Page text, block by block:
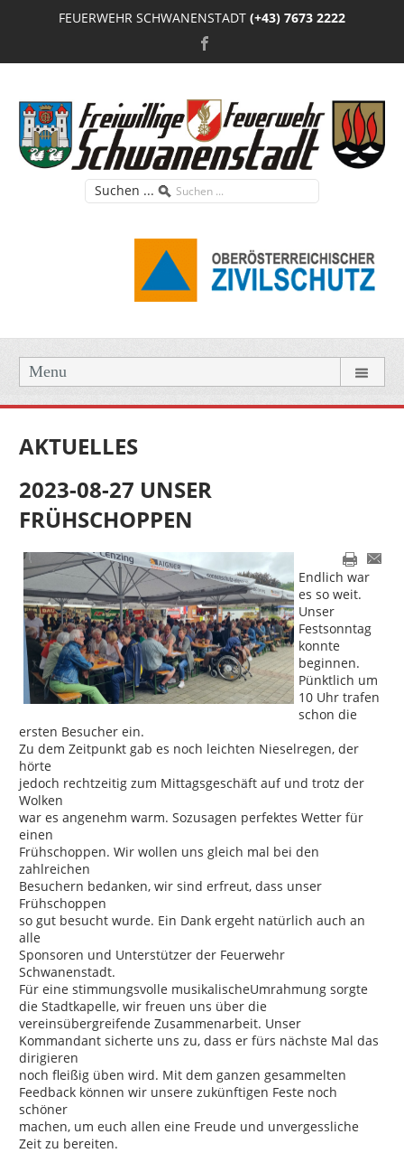
FEUERWEHR SCHWANENSTADT (+43) 7673 2222
Suchen ...
Menu
AKTUELLES
2023-08-27 UNSER
FRÜHSCHOPPEN
Endlich war
es so weit.
Unser
Festsonntag
konnte
beginnen.
Pünktlich um
10 Uhr trafen
schon die
ersten Besucher ein.
Zu dem Zeitpunkt gab es noch leichten Nieselregen, der
hörte
jedoch rechtzeitig zum Mittagsgeschäft auf und trotz der
Wolken
war es angenehm warm. Sozusagen perfektes Wetter für
einen
Frühschoppen. Wir wollen uns gleich mal bei den
zahlreichen
Besuchern bedanken, wir sind erfreut, dass unser
Frühschoppen
so gut besucht wurde. Ein Dank ergeht natürlich auch an
alle
Sponsoren und Unterstützer der Feuerwehr
Schwanenstadt.
Für eine stimmungsvolle musikalischeUmrahmung sorgte
die Stadtkapelle, wir freuen uns über die
vereinsübergreifende Zusammenarbeit. Unser
Kommandant sicherte uns zu, dass er fürs nächste Mal das
dirigieren
noch fleißig üben wird. Mit dem ganzen gesammelten
Feedback können wir unsere zukünftigen Feste noch
schöner
machen, um euch allen eine Freude und unvergessliche
Zeit zu bereiten.